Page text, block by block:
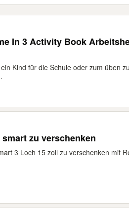
In 3 Activity Book
Kind für die Schule oder zum üben
stahlfelgen für smart zu verschenken
3 Loch 15 zoll zu verschenken mit